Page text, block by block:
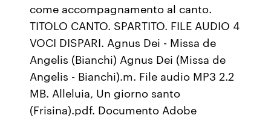
come accompagnamento al canto.
TITOLO CANTO. SPARTITO. FILE AUDIO 4
VOCI DISPARI. Agnus Dei - Missa de
Angelis (Bianchi) Agnus Dei (Missa de
Angelis - Bianchi).m. File audio MP3 2.2
MB. Alleluia, Un giorno santo
(Frisina).pdf. Documento Adobe